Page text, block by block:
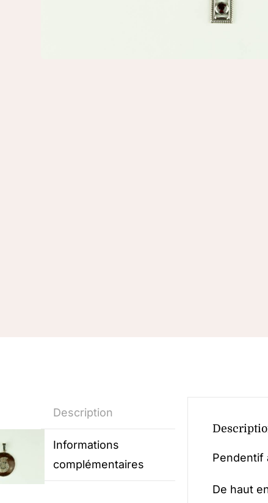
Description
Informations
complémentaires
Pendentif
De haut